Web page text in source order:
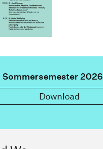
Sommersemester 2026
Download